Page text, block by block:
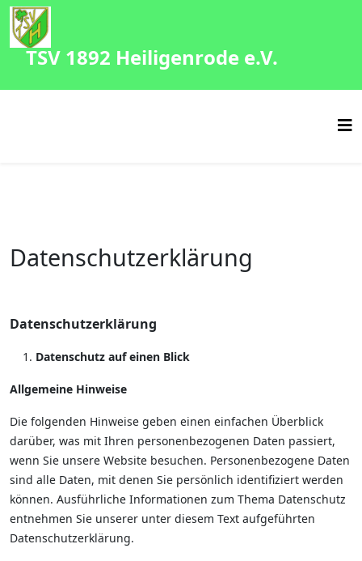
TSV 1892 Heiligenrode e.V.
Datenschutzerklärung
Datenschutzerklärung
Datenschutz auf einen Blick
Allgemeine Hinweise
Die folgenden Hinweise geben einen einfachen Überblick
darüber, was mit Ihren personenbezogenen Daten passiert,
wenn Sie unsere Website besuchen. Personenbezogene Daten
sind alle Daten, mit denen Sie persönlich identifiziert werden
können. Ausführliche Informationen zum Thema Datenschutz
entnehmen Sie unserer unter diesem Text aufgeführten
Datenschutzerklärung.